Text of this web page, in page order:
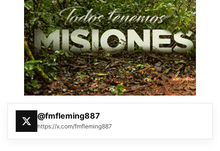
@fmfleming887
https://x.com/fmfleming887